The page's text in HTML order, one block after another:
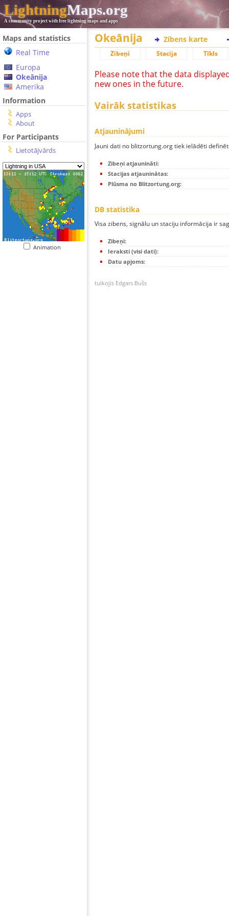
LightningMaps.org
A community project with free lightning maps and apps
Maps and statistics
Real Time
Europa
Okeānija
Amerika
Information
Apps
About
For Participants
Lietotājvārds
Animation
Okeānija Zibens karte
Zibeņi Stacija Tīkls
Please note that the data
new ones in the future.
Vairāk statistikas
Atjauninājumi
Jauni dati no blitzortung.org tiek ielādēti
Zibeņi atjaunināti:
Stacijas atjauninātas:
Plūsma no Blitzortung.org:
DB statistika
Visa zibens, signālu un staciju informācija ir
Zibeņi:
Ieraksti (visi dati):
Datu apjoms:
tulkojis Edgars Bušs